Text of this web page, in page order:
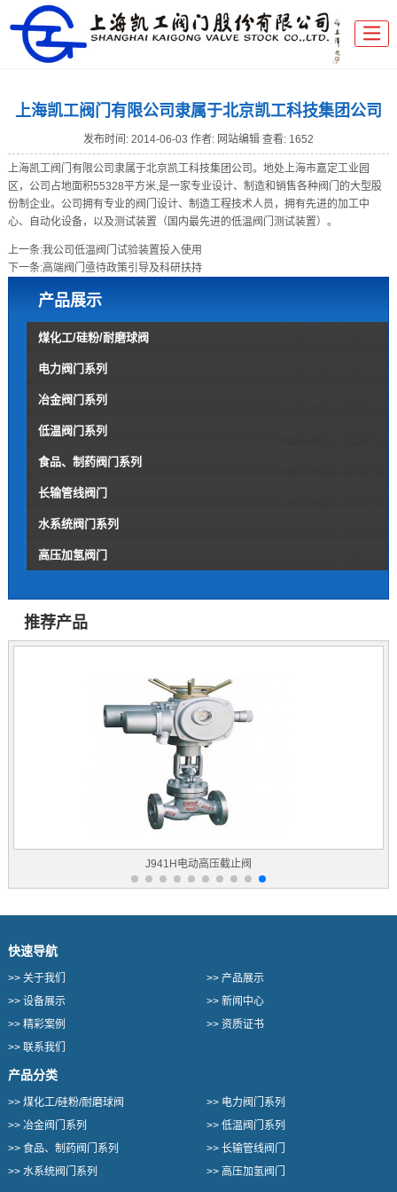
上海凯工阀门有限公司隶属于北京凯工科技集团公司
发布时间: 2014-06-03 作者: 网站编辑 查看: 1652
上海凯工阀门有限公司隶属于北京凯工科技集团公司。地处上海市嘉定工业园
区，公司占地面积55328平方米,是一家专业设计、制造和销售各种阀门的大型股
份制企业。公司拥有专业的阀门设计、制造工程技术人员，拥有先进的加工中
心、自动化设备，以及测试装置（国内最先进的低温阀门测试装置）。
上一条:我公司低温阀门试验装置投入使用
下一条:高端阀门亟待政策引导及科研扶持
产品展示
煤化工/硅粉/耐磨球阀
电力阀门系列
冶金阀门系列
低温阀门系列
食品、制药阀门系列
长输管线阀门
水系统阀门系列
高压加氢阀门
推荐产品
J941H电动高压截止阀
快速导航
>> 关于我们 >> 产品展示
>> 设备展示 >> 新闻中心
>> 精彩案例 >> 资质证书
>> 联系我们
产品分类
>> 煤化工/硅粉/耐磨球阀 >> 电力阀门系列
>> 冶金阀门系列 >> 低温阀门系列
>> 食品、制药阀门系列 >> 长输管线阀门
>> 水系统阀门系列 >> 高压加氢阀门